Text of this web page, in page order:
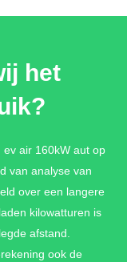
het
ev air 160kW aut op
van analyse van
over een langere
kilowatturen is
afstand.
ook de